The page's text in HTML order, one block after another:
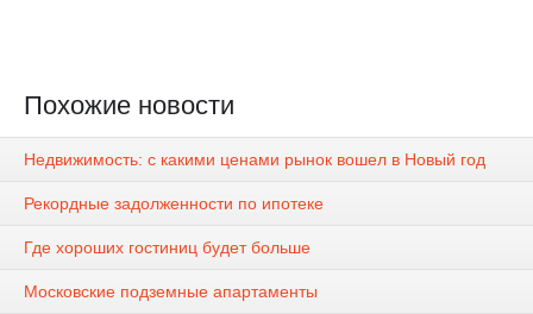
Похожие новости
Недвижимость: с какими ценами рынок вошел в Новый год
Рекордные задолженности по ипотеке
Где хороших гостиниц будет больше
Московские подземные апартаменты